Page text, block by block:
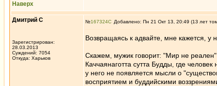
Наверх
Дмитрий С
Зарегистрирован:
28.03.2013
Суждений: 7054
Откуда: Харьков
№167324 Добавлено: Пн 21 Окт 13, 20:49 (13 лет
Возвращаясь к адвайте, мне кажется, у
Скажем, мужик говорит: "Мир не
Каччаянаготта сутта Будды, где
у него не появляется мысли о
восприятием и буддийскими